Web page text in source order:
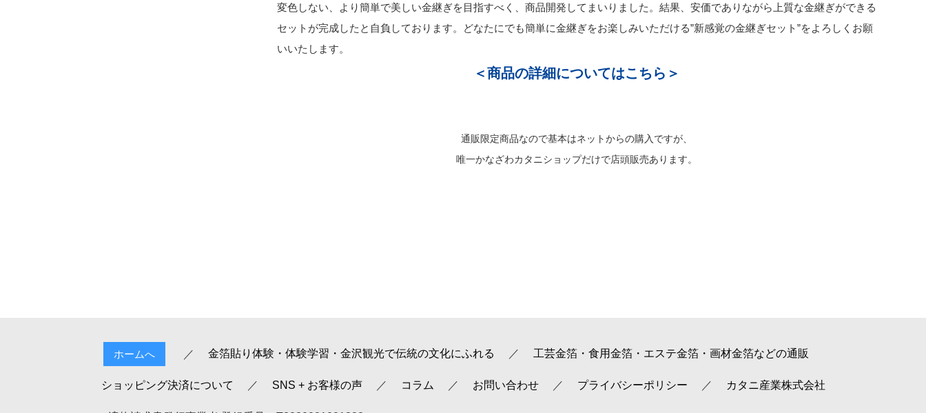
変色しない、より簡単で美しい金継ぎを目指すべく、商品開発してまいりました。結果、安価でありながら上質な金継ぎができる
セットが完成したと自負しております。どなたにでも簡単に金継ぎをお楽しみいただける”新感覚の金継ぎセット”をよろしくお願
いいたします。
＜商品の詳細についてはこちら＞
通販限定商品なので基本はネットからの購入ですが、
唯一かなざわカタニショップだけで店頭販売あります。
ホームへ 金箔貼り体験・体験学習・金沢観光で伝統の文化にふれる 工芸金箔・食用金箔・エステ金箔・画材金箔などの通販
ショッピング決済について SNS + お客様の声 コラム お問い合わせ プライバシーポリシー カタニ産業株式会社